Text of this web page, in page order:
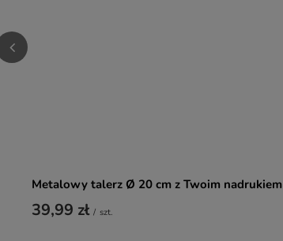
Metalowy talerz Ø 20 cm z Twoim nadrukiem
39,99 zł / szt.